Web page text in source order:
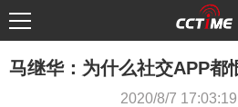
马继华：为什么社交APP都
2020/8/7